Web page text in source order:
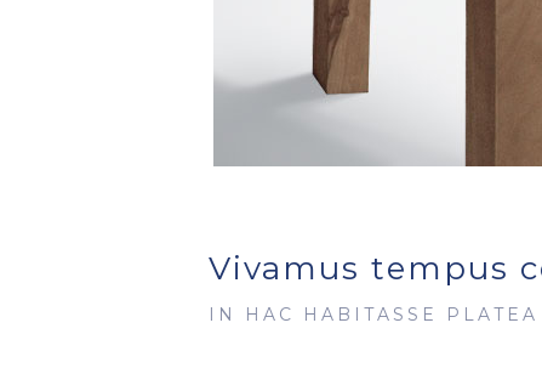
Vivamus tempus
IN HAC HABITASSE